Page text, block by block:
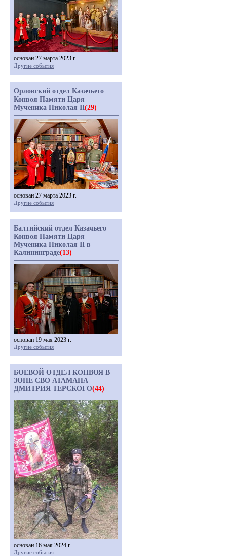
основан 27 марта 2023 г.
Другие события
Орловский отдел Казачьего
Конвоя Памяти Царя
Мученика Николая II(29)
основан 27 марта 2023 г.
Другие события
Балтийский отдел Казачьего
Конвоя Памяти Царя
Мученика Николая II в
Калининграде(13)
основан 19 мая 2023 г.
Другие события
БОЕВОЙ ОТДЕЛ КОНВОЯ В
ЗОНЕ СВО АТАМАНА
ДМИТРИЯ ТЕРСКОГО(44)
основан 16 мая 2024 г.
Другие события